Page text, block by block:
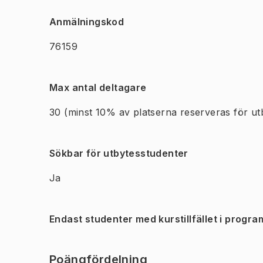
Anmälningskod
76159
Max antal deltagare
30 (minst 10% av platserna reserveras för
Sökbar för utbytesstudenter
Ja
Endast studenter med kurstillfället i
Poängfördelning